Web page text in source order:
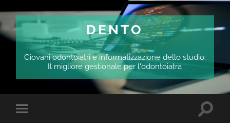
DENTO
Giovani odontoiatri e informatizzazione dello studio:
Il migliore gestionale per l'odontoiatra
Attiva/disattiva
il